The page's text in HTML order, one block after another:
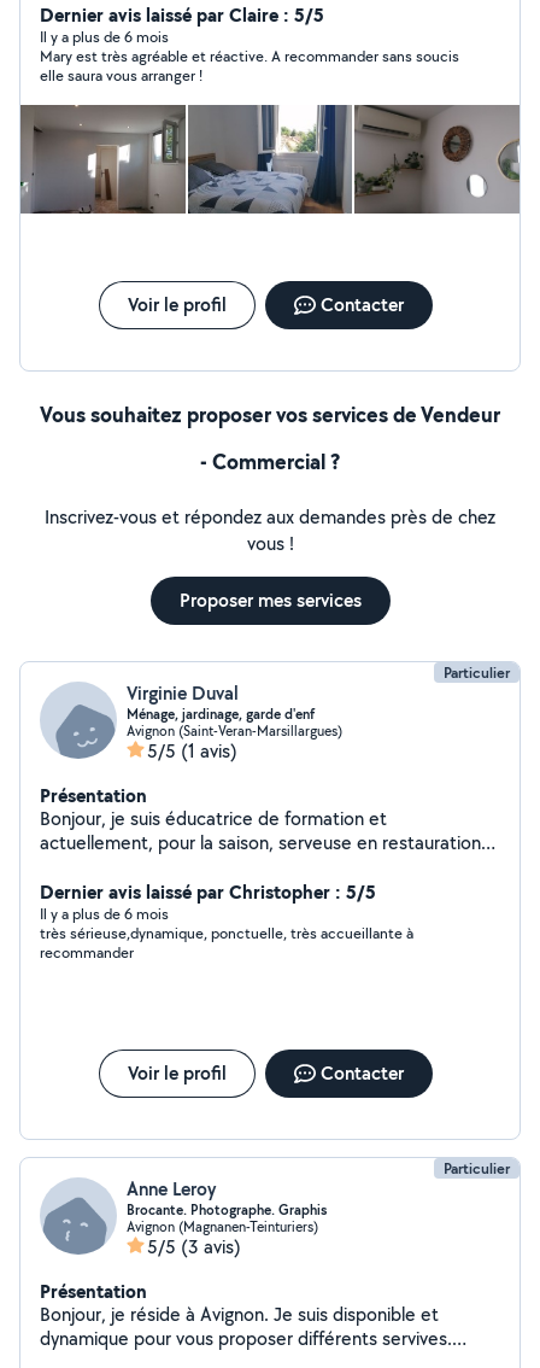
ses services en plus de mon travail quotidien, je ne peux
donc m'engager sur du long terme, et seulement pour
des missions ponctuelles, de préférence le weekend. Je
suis très avenante, ponctuelle et sérieuse ! N'hésitez
pas à me contacter ! A très vite
Dernier avis laissé par Claire : 5/5
Il y a plus de 6 mois
Mary est très agréable et réactive. A recommander sans soucis
elle saura vous arranger !
Voir le profil Contacter
Vous souhaitez proposer vos services de Vendeur
- Commercial ?
Inscrivez-vous et répondez aux demandes près de chez
vous !
Proposer mes services
Particulier
Virginie Duval
Ménage, jardinage, garde d'enf
Avignon (Saint-Veran-Marsillargues)
5/5 (1 avis)
Présentation
Bonjour, je suis éducatrice de formation et
actuellement, pour la saison, serveuse en restauration
compagnon, nous réalisons tout types de travaux, ce
dernier étant qualifié dans les domaines du bâtiment,
de la mécanique...nous intervenons à 2 et/ou
individuellement. Nous sommes des personnes
Dernier avis laissé par Christopher : 5/5
Il y a plus de 6 mois
très sérieuse,dynamique, ponctuelle, très accueillante à
recommander
Voir le profil Contacter
Particulier
Anne Leroy
Brocante. Photographe. Graphis
Avignon (Magnanen-Teinturiers)
5/5 (3 avis)
Présentation
Bonjour, je réside à Avignon. Je suis disponible et
dynamique pour vous proposer différents servives.